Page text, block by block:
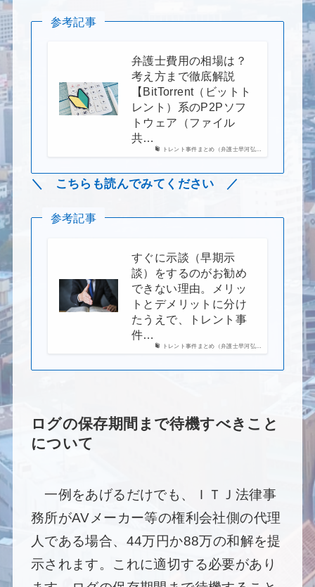
参考記事
トレント事件まとめ（弁護士早河弘…
弁護士費用の相場は？
考え方まで徹底解説
【BitTorrent（ビットト
レント）系のP2Pソフ
トウェア（ファイル
共…
＼ こちらも読んでみてください ／
参考記事
トレント事件まとめ（弁護士早河弘…
すぐに示談（早期示
談）をするのがお勧め
できない理由。メリッ
トとデメリットに分け
たうえで、トレント事
件…
ログの保存期間まで待機すべきこと
について
一例をあげるだけでも、ＩＴＪ法律事
務所がAVメーカー等の権利会社側の代理
人である場合、44万円か88万の和解を提
示されます。これに適切する必要があり